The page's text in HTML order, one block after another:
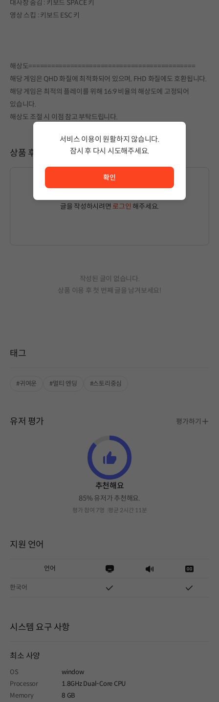
대사창 숨김 : 키보드 SPACE 키
영상 스킵 : 키보드 ESC 키
해상도============================================
해당 게임은 QHD 화질에 최적화되어 있으며, FHD 화질에도 호환됩니다.
해당 게임은 최적의 플레이를 위해 16:9 비율의 해상도에 고정되어
있습니다.
해상도 조절 시 이점 참고 부탁드립니다.
상품 후기
글을 작성하시려면 로그인 해주세요.
작성된 글이 없습니다.
상품 이용 후 첫 번째 글을 남겨보세요!
태그
#귀여운 #멀티 엔딩 #스토리중심
유저 평가 평가하기
추천해요
85% 유저가 추천해요.
평가 참여 7명 평균 2시간 11분
지원 언어
언어
한국어
시스템 요구 사항
최소 사양
OS
window
Processor
1.8GHz Dual-Core CPU
Memory
8 GB
서비스 이용이 원활하지 않습니다.
잠시 후 다시 시도해주세요.
확인